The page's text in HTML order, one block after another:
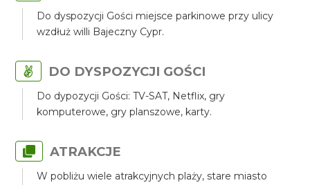
Do dyspozycji Gości miejsce parkinowe przy ulicy
wzdłuż willi Bajeczny Cypr.
DO DYSPOZYCJI GOŚCI
Do dypozycji Gości: TV-SAT, Netflix, gry
komputerowe, gry planszowe, karty.
ATRAKCJE
W pobliżu wiele atrakcyjnych plaży, stare miasto